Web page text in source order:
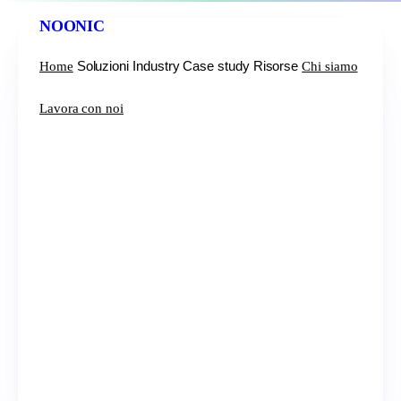
NOONIC
Home Soluzioni Industry Case study Risorse Chi siamo
Lavora con noi